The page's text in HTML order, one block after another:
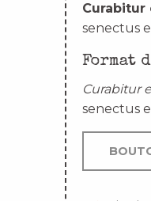
Curabitur
senectus
Format
Curabitur
senectus